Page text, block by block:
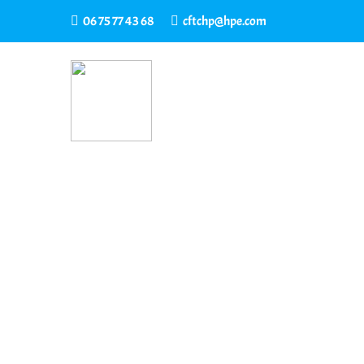
06 75 77 43 68 cftchp@hpe.com